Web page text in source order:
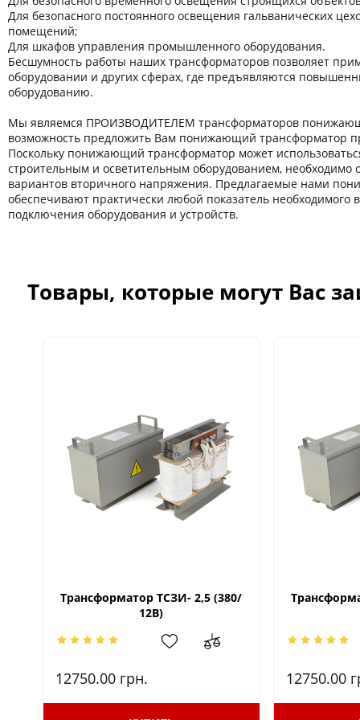
Для безопасного постоянного освещения гальванических
помещений;
Для шкафов управления промышленного оборудования.
Бесшумность работы наших трансформаторов позволяет
оборудовании и других сферaх, где предъявляются
оборудованию.
Мы являемся ПРОИЗВОДИТЕЛЕМ трансформаторов
возможность предложить Вам понижающий трансформатор
Поскольку понижающий трансформатор может
строительным и осветительным оборудованием, необходимо
вариантов вторичного напряжения. Предлагаемые нами
обеспечивают практически любой показатель необходимого
подключения оборудования и устройств.
Товары, которые могут Вас
Трансформатор ТСЗИ- 2,5 (380/
12В)
12750.00 грн. 12750.00